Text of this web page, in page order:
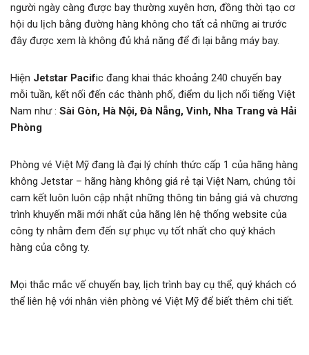
người ngày càng được bay thường xuyên hơn, đồng thời tạo cơ
hội du lịch bằng đường hàng không cho tất cả những ai trước
đây được xem là không đủ khả năng để đi lại bằng máy bay.
Hiện Jetstar Pacific đang khai thác khoảng 240 chuyến bay
mỗi tuần, kết nối đến các thành phố, điểm du lịch nổi tiếng Việt
Nam như : Sài Gòn, Hà Nội, Đà Nẵng, Vinh, Nha Trang và Hải
Phòng
Phòng vé Việt Mỹ đang là đại lý chính thức cấp 1 của hãng hàng
không Jetstar – hãng hàng không giá rẻ tại Việt Nam, chúng tôi
cam kết luôn luôn cập nhật những thông tin bảng giá và chương
trình khuyến mãi mới nhất của hãng lên hệ thống website của
công ty nhằm đem đến sự phục vụ tốt nhất cho quý khách
hàng của công ty.
Mọi thắc mắc vế chuyến bay, lịch trình bay cụ thể, quý khách có
thể liên hệ với nhân viên phòng vé Việt Mỹ để biết thêm chi tiết.